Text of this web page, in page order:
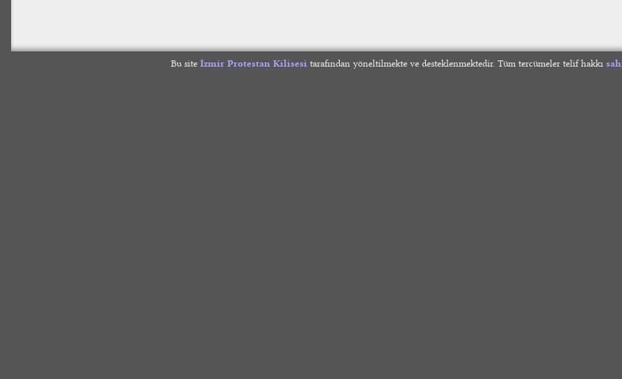
Bu site İzmir Protestan Kilisesitarafından yöneltilmekte ve desteklenmektedir. Tüm tercümeler telif hakkı